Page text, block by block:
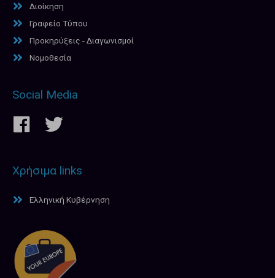
Διοίκηση
Γραφείο Τύπου
Προκηρύξεις - Διαγωνισμοί
Νομοθεσία
Social Media
Χρήσιμα links
Ελληνική Κυβέρνηση